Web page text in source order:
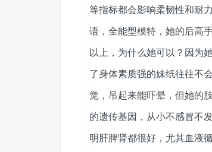
等指标都会影响柔韧性和耐
语，全能型模特，她的后高
以上，为什么她可以？因为
了身体素质强的妹纸往往不
觉，吊起来能吓晕，但她的
的遗传基因，从小不感冒不
明肝脾肾都很好，尤其血液